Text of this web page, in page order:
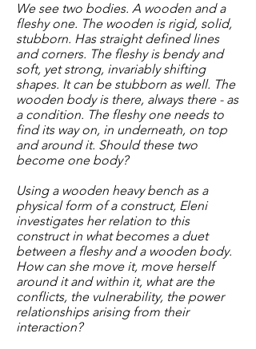
We see two bodies. A wooden and a
fleshy one. The wooden is rigid, solid,
stubborn. Has straight defined lines
and corners. The fleshy is bendy and
soft, yet strong, invariably shifting
shapes. It can be stubborn as well. The
wooden body is there, always there - as
a condition. The fleshy one needs to
find its way on, in underneath, on top
and around it. Should these two
become one body?
Using a wooden heavy bench as a
physical form of a construct, Eleni
investigates her relation to this
construct in what becomes a duet
between a fleshy and a wooden body.
How can she move it, move herself
around it and within it, what are the
conflicts, the vulnerability, the power
relationships arising from their
interaction?